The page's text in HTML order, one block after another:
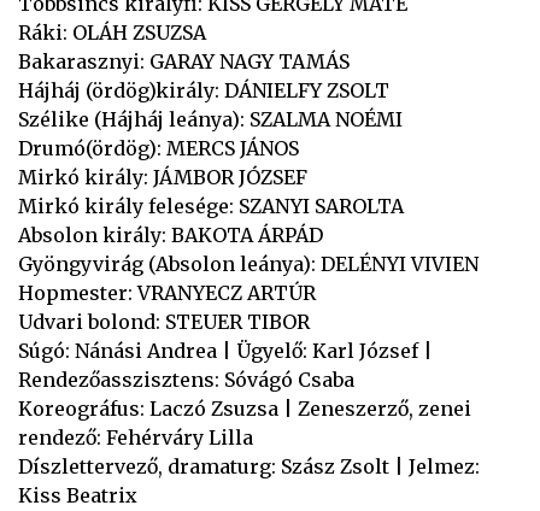
Ráki: OLÁH ZSUZSA
Bakarasznyi: GARAY NAGY TAMÁS
Hájháj (ördög)király: DÁNIELFY ZSOLT
Szélike (Hájháj leánya): SZALMA NOÉMI
Drumó(ördög): MERCS JÁNOS
Mirkó király: JÁMBOR JÓZSEF
Mirkó király felesége: SZANYI SAROLTA
Absolon király: BAKOTA ÁRPÁD
Gyöngyvirág (Absolon leánya): DELÉNYI VIVIEN
Hopmester: VRANYECZ ARTÚR
Udvari bolond: STEUER TIBOR
Súgó: Nánási Andrea | Ügyelő: Karl József |
Rendezőasszisztens: Sóvágó Csaba
Koreográfus: Laczó Zsuzsa | Zeneszerző, zenei
rendező: Fehérváry Lilla
Díszlettervező, dramaturg: Szász Zsolt | Jelmez:
Kiss Beatrix